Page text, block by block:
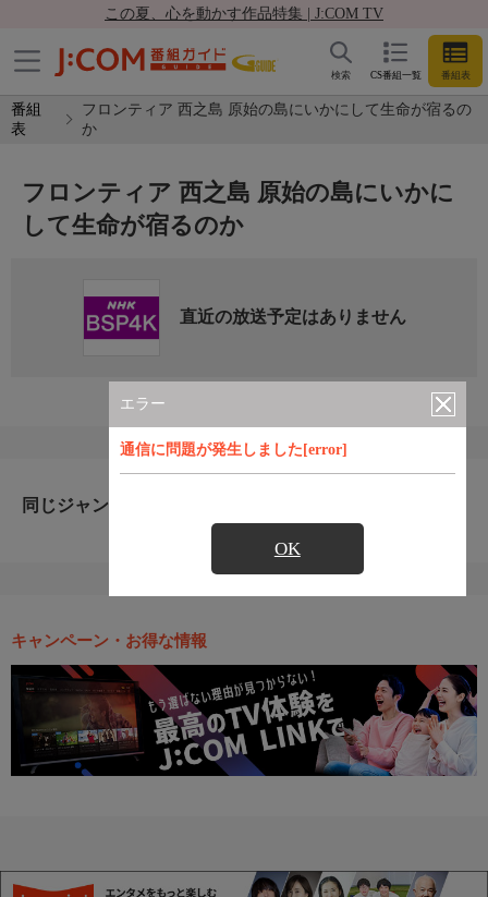
この夏、心を動かす作品特集 | J:COM TV
CS番組一覧 番組表
検索
番組
表
フロンティア 西之島 原始の島にいかにして生命が宿るの
か
エラー
通信に問題が発生しました[error]
OK
フロンティア 西之島 原始の島にいかに
して生命が宿るのか
直近の放送予定はありません
同じジャンルのおすすめ番組
キャンペーン・お得な情報